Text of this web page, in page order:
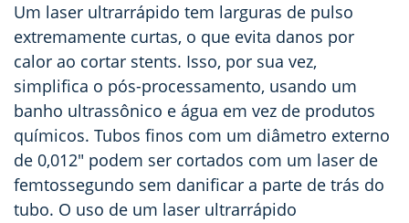
Um laser ultrarrápido tem larguras de pulso
extremamente curtas, o que evita danos por
calor ao cortar stents. Isso, por sua vez,
simplifica o pós-processamento, usando um
banho ultrassônico e água em vez de produtos
químicos. Tubos finos com um diâmetro externo
de 0,012" podem ser cortados com um laser de
femtossegundo sem danificar a parte de trás do
tubo. O uso de um laser ultrarrápido